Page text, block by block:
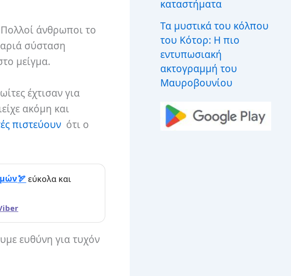
άνθρωποι το
σύσταση
μείγμα.
έχτισαν για
ακόμη και
πιστεύουν ότι ο
εύκολα και
ευθύνη για τυχόν
καταστήματα
Τα μυστικά του κόλπου
του Κότορ: Η πιο
εντυπωσιακή
ακτογραμμή του
Μαυροβουνίου